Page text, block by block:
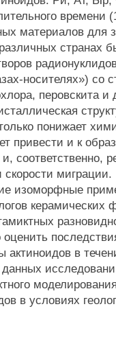
времени
материалов для
странах
носителях») со
перовскита
понижает
привести и к
соответственно,
миграции.
изоморфные
керамических
актиноидов в
данных
в условиях